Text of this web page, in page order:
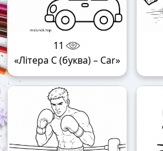
11
«Літера C (буква) – Car»